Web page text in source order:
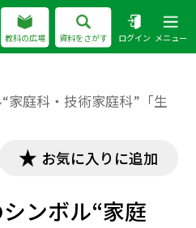
教科の広場 資料をさがす ログイン メニュー
家庭科・技術家庭科”「生
お気に入りに追加
シンボル“家庭